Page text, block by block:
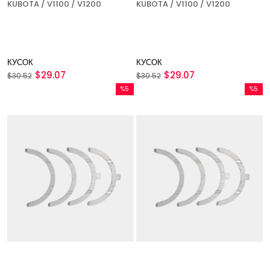
KUBOTA / V1100 / V1200
КУСОК
$29.07
$30.52
KUBOTA / V1100 / V1200
КУСОК
$29.07
$30.52
%5
%5